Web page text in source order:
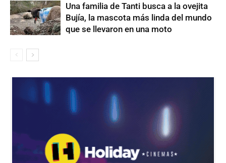
Una familia de Tanti busca a la ovejita
Bujía, la mascota más linda del mundo
que se llevaron en una moto